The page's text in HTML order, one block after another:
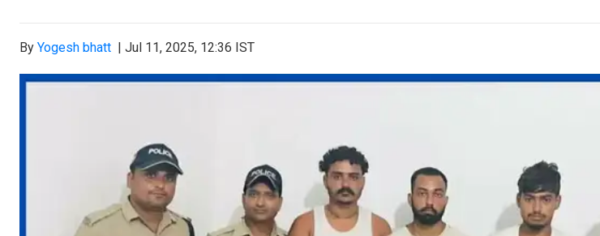
By Yogesh bhatt | Jul 11, 2025, 12:36 IST